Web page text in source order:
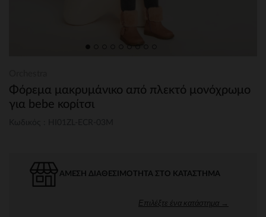
Φόρεμα μακρυμάνικο από πλεκτό μονόχρωμο
για bebe κορίτσι
ΆΜΕΣΗ ΔΙΑΘΕΣΙΜΌΤΗΤΑ ΣΤΟ ΚΑΤΆΣΤΗΜΑ
Επιλέξτε ένα κατάστημα →